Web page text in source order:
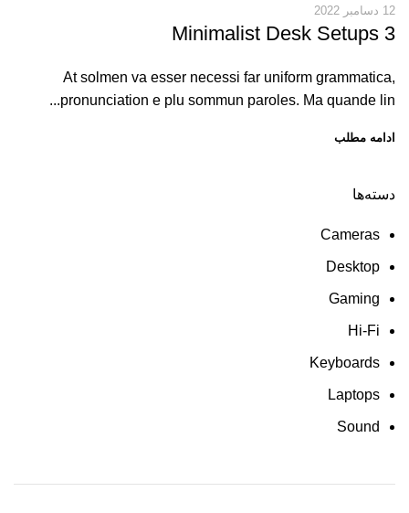
12 دسامبر 2022
3 Minimalist Desk Setups
At solmen va esser necessi far uniform grammatica,
pronunciation e plu sommun paroles. Ma quande lin...
ادامه مطلب
دسته‌ها
Cameras
Desktop
Gaming
Hi-Fi
Keyboards
Laptops
Sound